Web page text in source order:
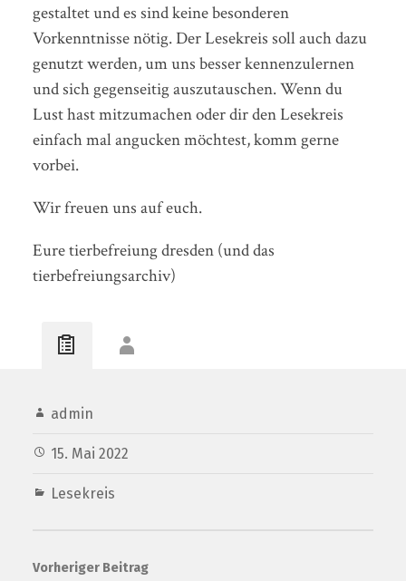
gestaltet und es sind keine besonderen
Vorkenntnisse nötig. Der Lesekreis soll auch dazu
genutzt werden, um uns besser kennenzulernen
und sich gegenseitig auszutauschen. Wenn du
Lust hast mitzumachen oder dir den Lesekreis
einfach mal angucken möchtest, komm gerne
vorbei.
Wir freuen uns auf euch.
Eure tierbefreiung dresden (und das
tierbefreiungsarchiv)
admin
15. Mai 2022
Lesekreis
Vorheriger Beitrag